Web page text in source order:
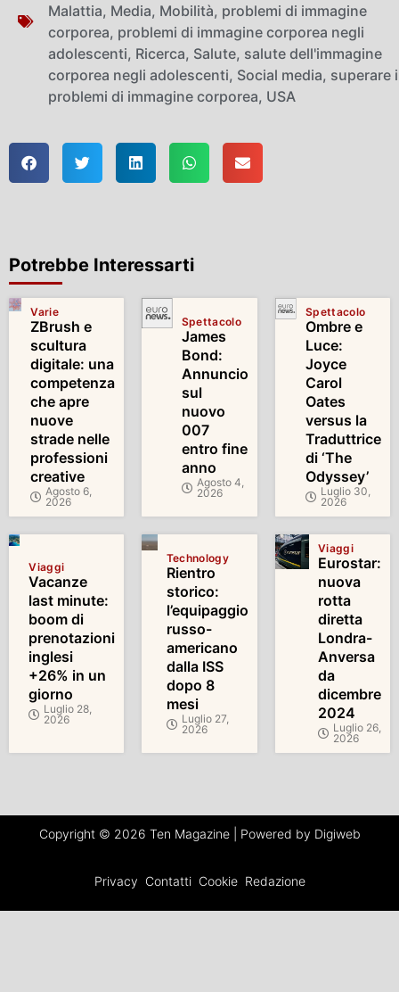
Malattia, Media, Mobilità, problemi di immagine
corporea, problemi di immagine corporea negli
adolescenti, Ricerca, Salute, salute dell'immagine
corporea negli adolescenti, Social media, superare i
problemi di immagine corporea, USA
Potrebbe Interessarti
Varie
ZBrush e
scultura
digitale: una
competenza
che apre
nuove
strade nelle
professioni
creative
Agosto 6,
2026
Spettacolo
James
Bond:
Annuncio
sul
nuovo
007
entro fine
anno
Agosto 4,
2026
Spettacolo
Ombre e
Luce:
Joyce
Carol
Oates
versus la
Traduttrice
di ‘The
Odyssey’
Luglio 30,
2026
Viaggi
Vacanze
last minute:
boom di
prenotazioni
inglesi
+26% in un
giorno
Luglio 28,
2026
Technology
Rientro
storico:
l’equipaggio
russo-
americano
dalla ISS
dopo 8
mesi
Luglio 27,
2026
Viaggi
Eurostar:
nuova
rotta
diretta
Londra-
Anversa
da
dicembre
2024
Luglio 26,
2026
Copyright © 2026 Ten Magazine | Powered by Digiweb
Privacy Contatti Cookie Redazione